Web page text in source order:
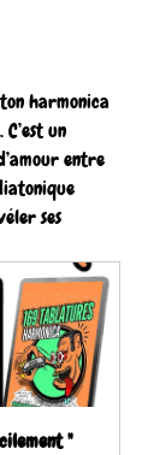
harmonica
un
entre
ses
"